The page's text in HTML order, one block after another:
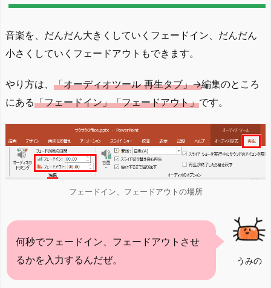
音楽を、だんだん大きくしていくフェードイン、だんだん
小さくしていくフェードアウトもできます。
やり方は、 「オーディオツール 再生タブ」→編集のところ
にある「フェードイン」「フェードアウト」です。
フェードイン、フェードアウトの場所
うみの
何秒でフェードイン、フェードアウトさせ
るかを入力するんだぜ。